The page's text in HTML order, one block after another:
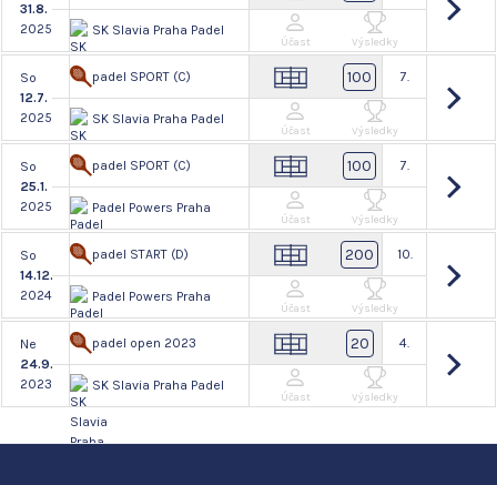
31.8.
2025
SK Slavia Praha Padel
Účast Výsledky
So
12.7.
2025
padel SPORT (C)
SK Slavia Praha Padel
100 7.
Účast Výsledky
So
25.1.
2025
padel SPORT (C)
Padel Powers Praha
100 7.
Účast Výsledky
So
14.12.
2024
padel START (D)
Padel Powers Praha
200 10.
Účast Výsledky
Ne
24.9.
2023
padel open 2023
SK Slavia Praha Padel
20 4.
Účast Výsledky